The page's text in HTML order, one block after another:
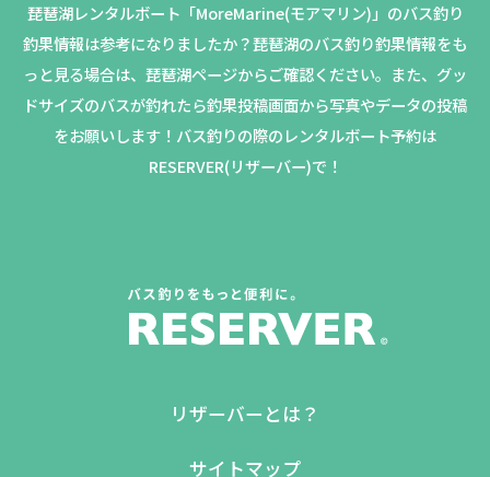
琵琶湖レンタルボート「MoreMarine(モアマリン)」のバス釣り
釣果情報は参考になりましたか？琵琶湖のバス釣り釣果情報をも
っと見る場合は、琵琶湖ページからご確認ください。 また、グッ
ドサイズのバスが釣れたら釣果投稿画面から写真やデータの投稿
をお願いします！バス釣りの際のレンタルボート予約は
RESERVER(リザーバー)で！
リザーバーとは？
サイトマップ